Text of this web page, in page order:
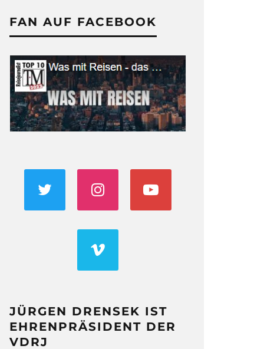
FAN AUF FACEBOOK
JÜRGEN DRENSEK IST
EHRENPRÄSIDENT DER
VDRJ